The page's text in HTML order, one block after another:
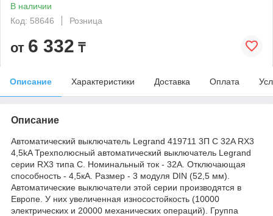
В наличии
Код: 58646
Розница
от 6 332 ₸
Описание Характеристики Доставка Оплата
Описание
Автоматический выключатель Legrand 419711 3П C 32A RX3
4,5kA Трехполюсный автоматический выключатель Legrand
серии RX3 типа C. Номинальный ток - 32А. Отключающая
способность - 4,5кА. Размер - 3 модуля DIN (52,5 мм).
Автоматические выключатели этой серии производятся в
Европе. У них увеличенная износостойкость (10000
электрических и 20000 механических операций). Группа